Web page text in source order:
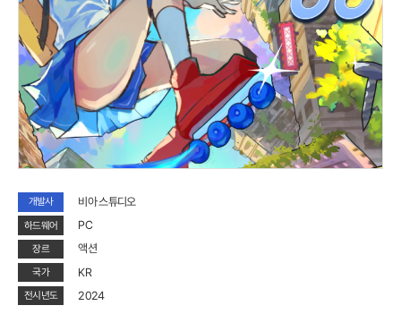
개발사 비아 스튜디오
하드웨어 PC
장르 액션
국가 KR
전시년도 2024